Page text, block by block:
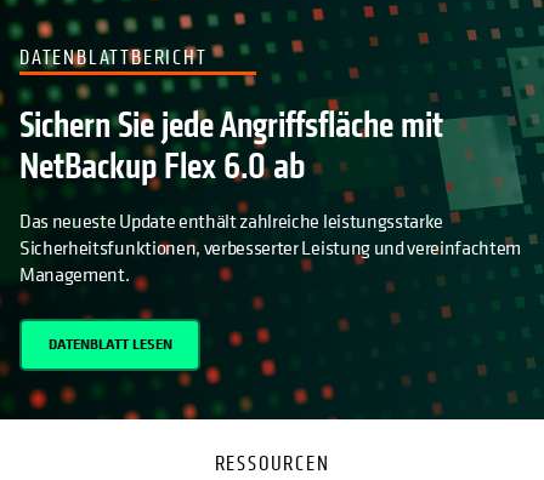
DATENBLATTBERICHT
Sichern Sie jede Angriffsfläche mit
NetBackup Flex 6.0 ab
Das neueste Update enthält zahlreiche leistungsstarke
Sicherheitsfunktionen, verbesserter Leistung und vereinfachtem
Management.
DATENBLATT LESEN
RESSOURCEN